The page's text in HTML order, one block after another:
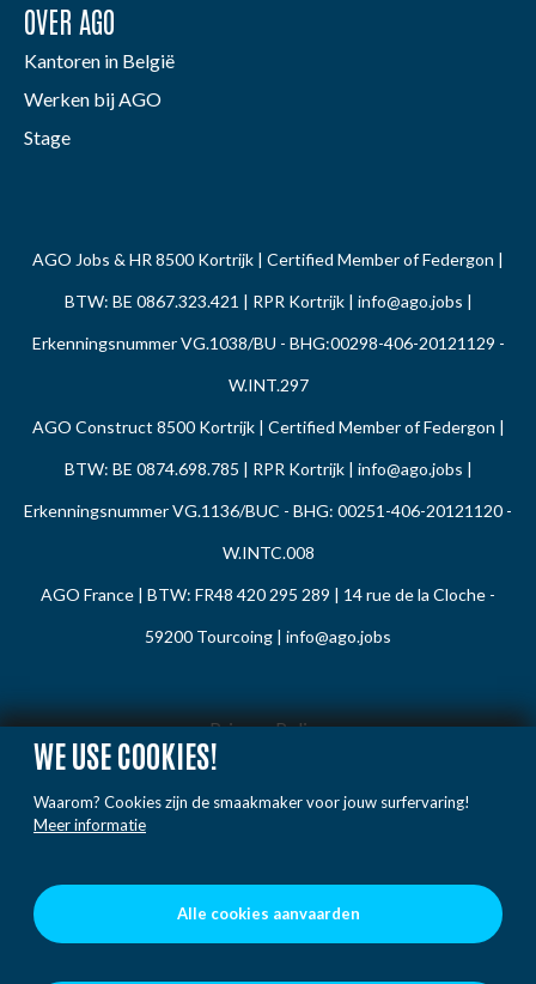
WE USE COOKIES!
Waarom? Cookies zijn de smaakmaker voor jouw surfervaring!
Meer informatie
Alle cookies aanvaarden
OVER AGO
Kantoren in België
Werken bij AGO
Stage
AGO Jobs & HR 8500 Kortrijk | Certified Member of Federgon |
BTW: BE 0867.323.421 | RPR Kortrijk | info@ago.jobs |
Erkenningsnummer VG.1038/BU - BHG:00298-406-20121129 -
W.INT.297
AGO Construct 8500 Kortrijk | Certified Member of Federgon |
BTW: BE 0874.698.785 | RPR Kortrijk | info@ago.jobs |
Erkenningsnummer VG.1136/BUC - BHG: 00251-406-20121120 -
W.INTC.008
AGO France | BTW: FR48 420 295 289 | 14 rue de la Cloche -
59200 Tourcoing | info@ago.jobs
Privacy Policy
Cookie Policy
Gedragsregels
Voorwaarden